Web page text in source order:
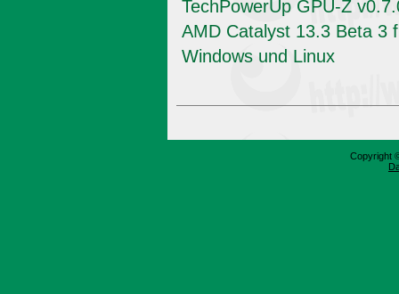
TechPowerUp GPU-Z
AMD Catalyst 13.3 Beta 3
Windows und Linux
Copyright